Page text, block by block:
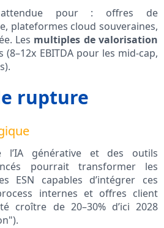
attendue pour : offres de
plateformes cloud souveraines,
Les multiples de valorisation
EBITDA pour les mid-cap,
rupture
l’IA générative et des outils
pourrait transformer les
ESN capables d’intégrer ces
internes et offres client
croître de 20–30% d’ici 2028